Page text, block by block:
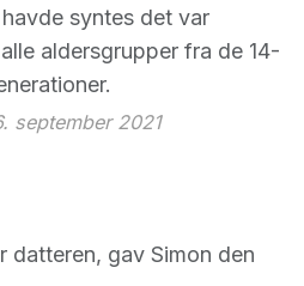
syntes det var
aldersgrupper fra de 14-
september 2021
datteren, gav Simon den